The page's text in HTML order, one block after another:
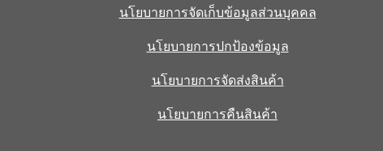
นโยบายการจัดเก็บข้อมูลส่วนบุคคล
นโยบายการปกป้องข้อมูล
นโยบายการจัดส่งสินค้า
นโยบายการคืนสินค้า